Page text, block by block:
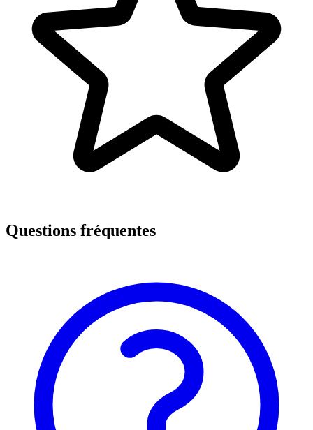
Questions fréquentes